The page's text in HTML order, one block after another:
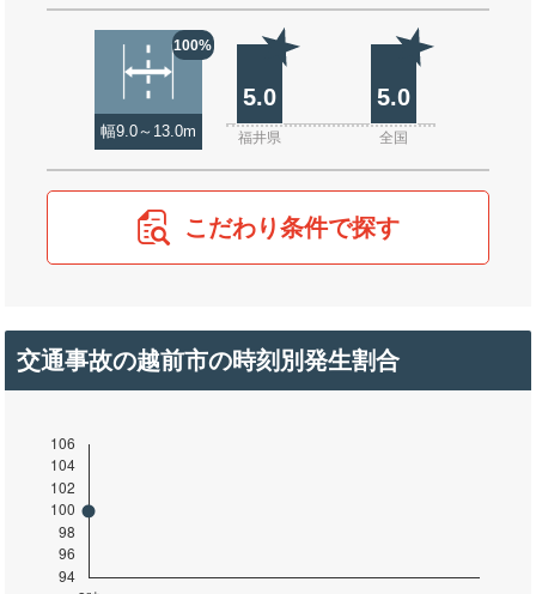
100%
幅9.0～13.0m
5.0 5.0
福井県 全国
こだわり条件で探す
交通事故の越前市の時刻別発生割合